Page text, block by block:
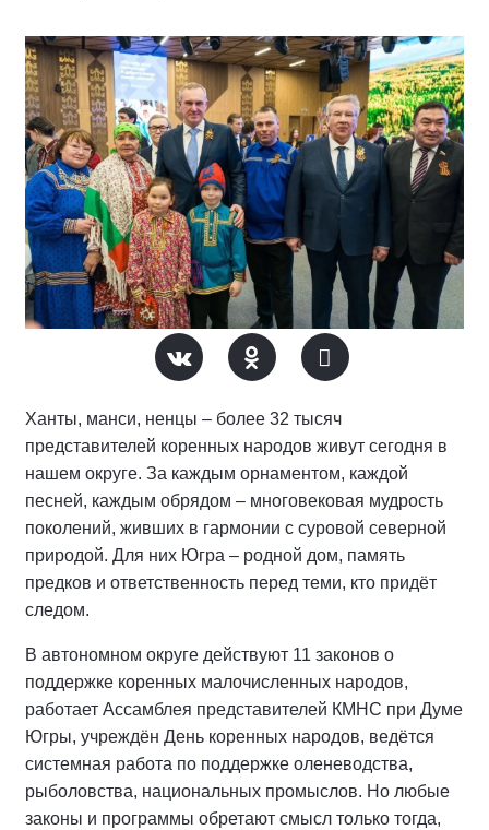
Ханты, манси, ненцы – более 32 тысяч
представителей коренных народов живут сегодня в
нашем округе. За каждым орнаментом, каждой
песней, каждым обрядом – многовековая мудрость
поколений, живших в гармонии с суровой северной
природой. Для них Югра – родной дом, память
предков и ответственность перед теми, кто придёт
следом.
В автономном округе действуют 11 законов о
поддержке коренных малочисленных народов,
работает Ассамблея представителей КМНС при Думе
Югры, учреждён День коренных народов, ведётся
системная работа по поддержке оленеводства,
рыболовства, национальных промыслов. Но любые
законы и программы обретают смысл только тогда,